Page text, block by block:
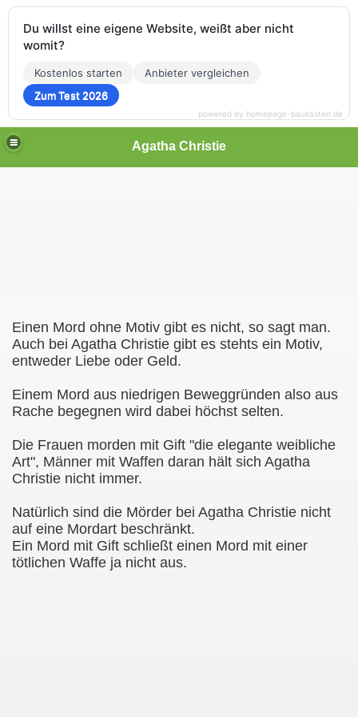
Agatha Christie
Einen Mord ohne Motiv gibt es nicht, so sagt man.
Auch bei Agatha Christie gibt es stehts ein Motiv,
entweder Liebe oder Geld.
Einem Mord aus niedrigen Beweggründen also aus
Rache begegnen wird dabei höchst selten.
Die Frauen morden mit Gift "die elegante weibliche
Art", Männer mit Waffen daran hält sich Agatha
Christie nicht immer.
Natürlich sind die Mörder bei Agatha Christie nicht
auf eine Mordart beschränkt.
Ein Mord mit Gift schließt einen Mord mit einer
tötlichen Waffe ja nicht aus.
Du willst eine eigene Website, weißt aber nicht
womit?
Kostenlos starten
Anbieter vergleichen
Zum Test 2026
powered by homepage-baukasten.de